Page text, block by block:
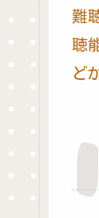
難
聴
ど